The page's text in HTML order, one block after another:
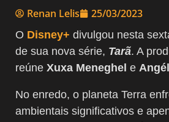
Renan Lelis 25/03/2023
O Disney+ divulgou nesta
de sua nova série, Tarã. A
reúne Xuxa Meneghel e
No enredo, o planeta Terra
ambientais significativos e